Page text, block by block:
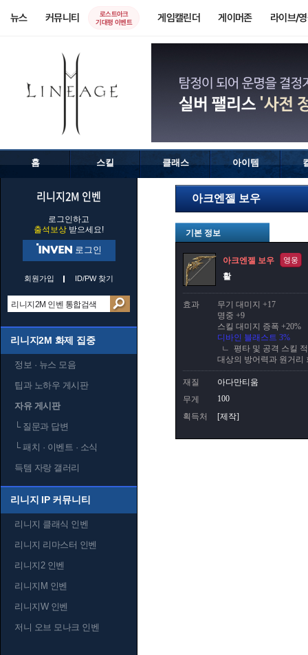
뉴스 커뮤니티
로스트아크
기대평 이벤트
게임캘린더 게이머존 라이브/
홈 스킬 클래스 아이템
리니지2M 인벤
로그인하고
출석보상 받으세요!
로그인
회원가입 ID/PW 찾기
리니지2M 화제 집중
정보 · 뉴스 모음
팁과 노하우 게시판
자유 게시판
└질문과 답변
└패치 · 이벤트 · 소식
득템 자랑 갤러리
리니지 IP 커뮤니티
리니지 클래식 인벤
리니지 리마스터 인벤
리니지2 인벤
리니지M 인벤
리니지W 인벤
저니 오브 모나크 인벤
아크엔젤 보우
기본 정보
아크엔젤 보우 영웅
활
효과
무기 대미지 +17
명중 +9
스킬 대미지 증폭 +20%
디바인 블래스트 3%
평타 및 공격 스킬
대상의 방어력과 원거리
재질
아다만티움
무게
100
획득처
[제작]